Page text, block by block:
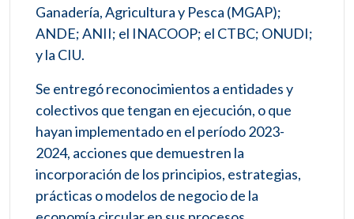
Ganadería, Agricultura y Pesca (MGAP);
ANDE; ANII; el INACOOP; el CTBC; ONUDI;
y la CIU.
Se entregó reconocimientos a entidades y
colectivos que tengan en ejecución, o que
hayan implementado en el período 2023-
2024, acciones que demuestren la
incorporación de los principios, estrategias,
prácticas o modelos de negocio de la